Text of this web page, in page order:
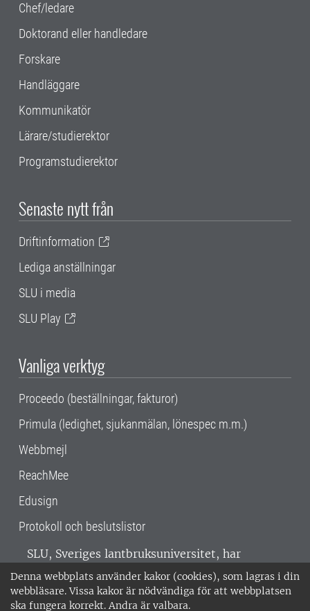
Denna webbplats använder kakor (cookies), som lagras i din
webbläsare. Vissa kakor är nödvändiga för att webbplatsen
ska fungera korrekt. Andra är valbara.
Chef/ledare
Doktorand eller handledare
Forskare
Handläggare
Kommunikatör
Lärare/studierektor
Programstudierektor
Senaste nytt från
Driftinformation
Lediga anställningar
SLU i media
SLU Play
Vanliga verktyg
Proceedo (beställningar, fakturor)
Primula (ledighet, sjukanmälan, lönespec m.m.)
Webbmejl
ReachMee
Edusign
Protokoll och beslutslistor
SLU, Sveriges lantbruksuniversitet, har
verksamhet över hela Sverige. Huvudorter är
Alnarp, Uppsala och Umeå.SLU är
miljöcertifierat enligt ISO 14001. •